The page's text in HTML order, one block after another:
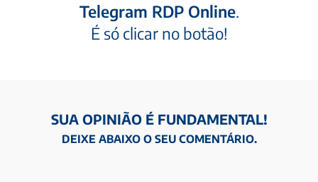
Telegram RDP Online.
É só clicar no botão!
SUA OPINIÃO É FUNDAMENTAL!
DEIXE ABAIXO O SEU COMENTÁRIO.